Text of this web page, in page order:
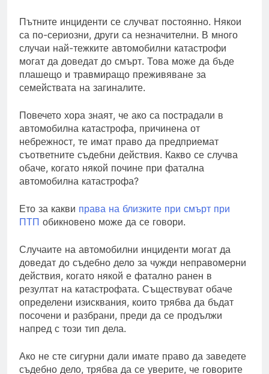
Пътните инциденти се случват постоянно. Някои
са по-сериозни, други са незначителни. В много
случаи най-тежките автомобилни катастрофи
могат да доведат до смърт. Това може да бъде
плашещо и травмиращо преживяване за
семействата на загиналите.
Повечето хора знаят, че ако са пострадали в
автомобилна катастрофа, причинена от
небрежност, те имат право да предприемат
съответните съдебни действия. Какво се случва
обаче, когато някой почине при фатална
автомобилна катастрофа?
Ето за какви права на близките при смърт при
ПТП обикновено може да се говори.
Случаите на автомобилни инциденти могат да
доведат до съдебно дело за чужди неправомерни
действия, когато някой е фатално ранен в
резултат на катастрофата. Съществуват обаче
определени изисквания, които трябва да бъдат
посочени и разбрани, преди да се продължи
напред с този тип дела.
Ако не сте сигурни дали имате право да заведете
съдебно дело, трябва да се уверите, че говорите